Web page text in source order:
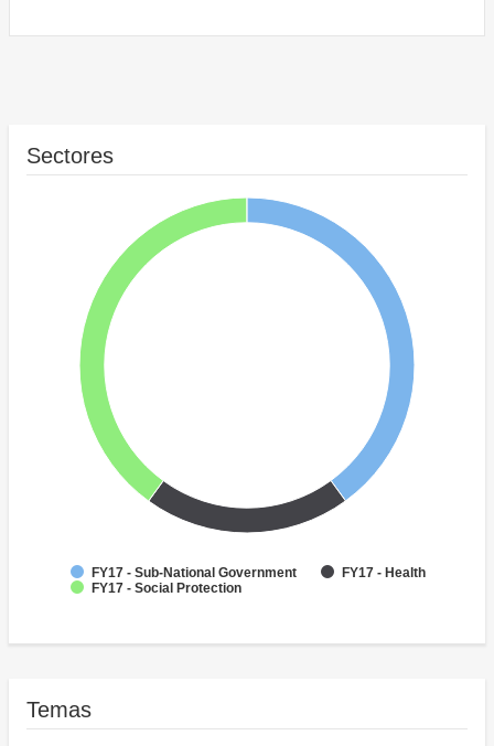
Sectores
FY17 - Sub-National Government
FY17 - Health
FY17 - Social Protection
Temas